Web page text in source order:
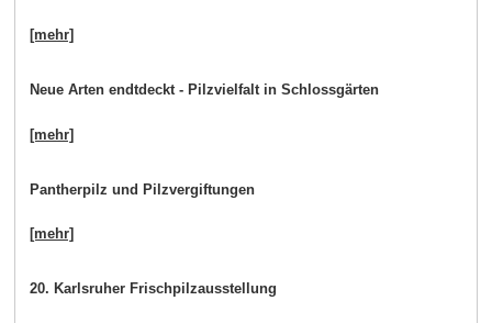
[mehr]
Neue Arten endtdeckt - Pilzvielfalt in Schlossgärten
[mehr]
Pantherpilz und Pilzvergiftungen
[mehr]
20. Karlsruher Frischpilzausstellung